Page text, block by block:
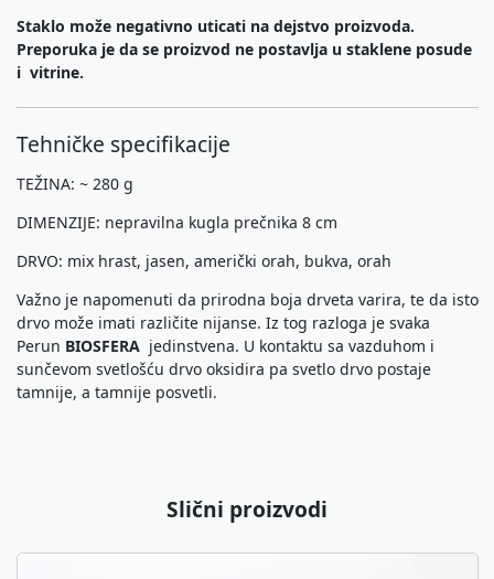
Staklo može negativno uticati na dejstvo proizvoda.
Preporuka je da se proizvod ne postavlja u staklene posude
i vitrine.
Tehničke specifikacije
TEŽINA: ~ 280 g
DIMENZIJE: nepravilna kugla prečnika 8 cm
DRVO: mix hrast, jasen, američki orah, bukva, orah
Važno je napomenuti da prirodna boja drveta varira, te da isto
drvo može imati različite nijanse. Iz tog razloga je svaka
Perun BIOSFERA jedinstvena. U kontaktu sa vazduhom i
sunčevom svetlošću drvo oksidira pa svetlo drvo postaje
tamnije, a tamnije posvetli.
Slični proizvodi